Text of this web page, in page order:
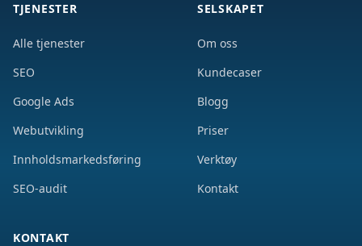
TJENESTER
Alle tjenester
SEO
Google Ads
Webutvikling
Innholdsmarkedsføring
SEO-audit
SELSKAPET
Om oss
Kundecaser
Blogg
Priser
Verktøy
Kontakt
KONTAKT